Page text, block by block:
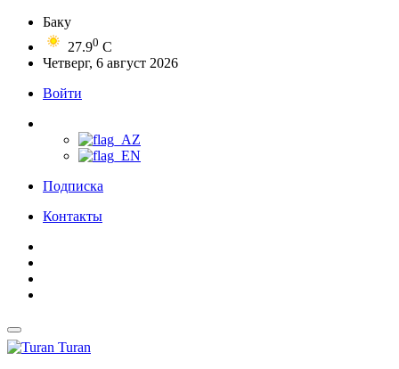
Баку
27.90 C
Четверг, 6 август 2026
Войти
Подписка
Контакты
Turan